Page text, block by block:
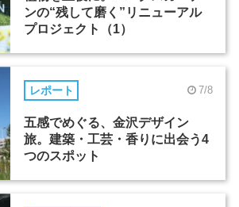
ンの“残して磨く”リニューアル
プロジェクト（1）
レポート 7/8
五感でめぐる、金沢デザイン
旅。建築・工芸・香りに出会う4
つのスポット